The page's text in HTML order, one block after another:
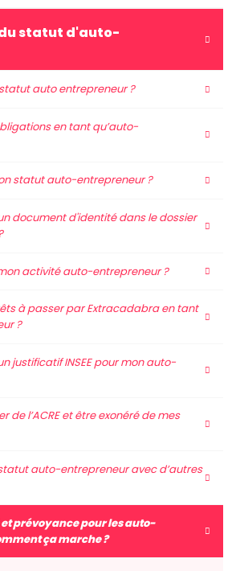
statut d'auto-
auto entrepreneur ?
en tant qu’auto-
statut auto-entrepreneur ?
document d'identité dans le dossier
activité auto-entrepreneur ?
à passer par Extracadabra en tant
?
justificatif INSEE pour mon auto-
de l’ACRE et être exonéré de mes
auto-entrepreneur avec d’autres
prévoyance pour les auto-
ça marche ?